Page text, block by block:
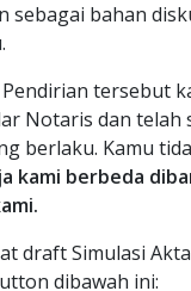
sebagai bahan
tersebut
Notaris dan telah
berlaku. Kamu
kami berbeda
draft Simulasi
dibawah ini: